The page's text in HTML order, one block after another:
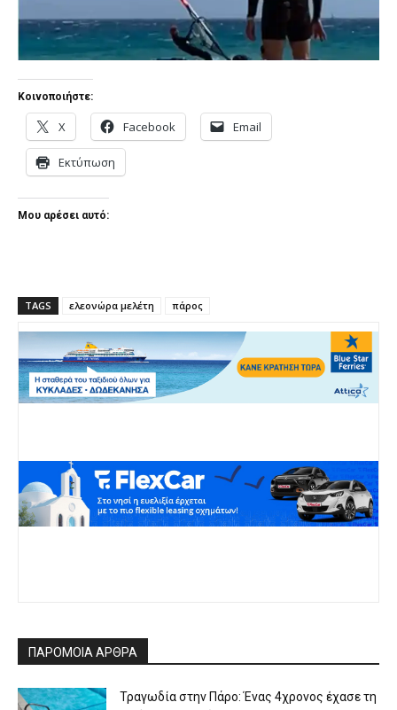
Κοινοποιήστε:
X Facebook Email
Εκτύπωση
Μου αρέσει αυτό:
TAGS ελεονώρα μελέτη πάρος
ΠΑΡΟΜΟΙΑ ΑΡΘΡΑ
Τραγωδία στην Πάρο: Ένας 4χρονος έχασε τη